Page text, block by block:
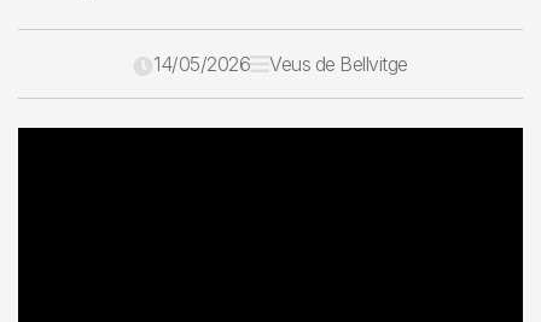
14/05/2026 Veus de Bellvitge